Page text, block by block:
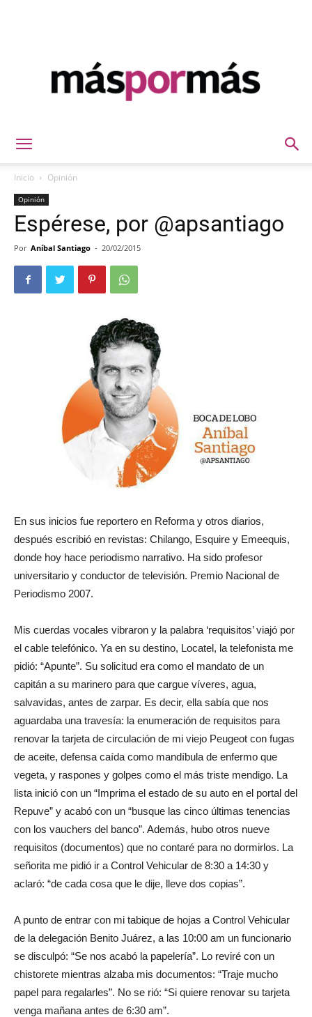
Inicio Opinión
Opinión
Espérese, por @apsantiago
Por Aníbal Santiago - 20/02/2015
En sus inicios fue reportero en Reforma y otros diarios,
después escribió en revistas: Chilango, Esquire y Emeequis,
donde hoy hace periodismo narrativo. Ha sido profesor
universitario y conductor de televisión. Premio Nacional de
Periodismo 2007.
Mis cuerdas vocales vibraron y la palabra ‘requisitos’ viajó por
el cable telefónico. Ya en su destino, Locatel, la telefonista me
pidió: “Apunte”. Su solicitud era como el mandato de un
capitán a su marinero para que cargue víveres, agua,
salvavidas, antes de zarpar. Es decir, ella sabía que nos
aguardaba una travesía: la enumeración de requisitos para
renovar la tarjeta de circulación de mi viejo Peugeot con fugas
de aceite, defensa caída como mandíbula de enfermo que
vegeta, y raspones y golpes como el más triste mendigo. La
lista inició con un “Imprima el estado de su auto en el portal del
Repuve” y acabó con un “busque las cinco últimas tenencias
con los vauchers del banco”. Además, hubo otros nueve
requisitos (documentos) que no contaré para no dormirlos. La
señorita me pidió ir a Control Vehicular de 8:30 a 14:30 y
aclaró: “de cada cosa que le dije, lleve dos copias”.
A punto de entrar con mi tabique de hojas a Control Vehicular
de la delegación Benito Juárez, a las 10:00 am un funcionario
se disculpó: “Se nos acabó la papelería”. Lo reviré con un
chistorete mientras alzaba mis documentos: “Traje mucho
papel para regalarles”. No se rió: “Si quiere renovar su tarjeta
venga mañana antes de 6:30 am”.